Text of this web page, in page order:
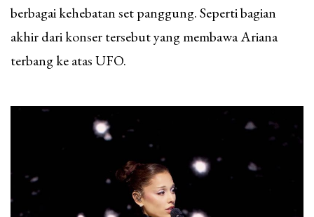
berbagai kehebatan set panggung. Seperti bagian
akhir dari konser tersebut yang membawa Ariana
terbang ke atas UFO.